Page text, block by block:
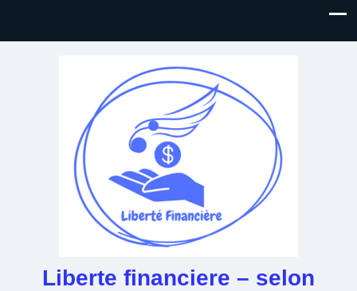
Liberte financiere – selon